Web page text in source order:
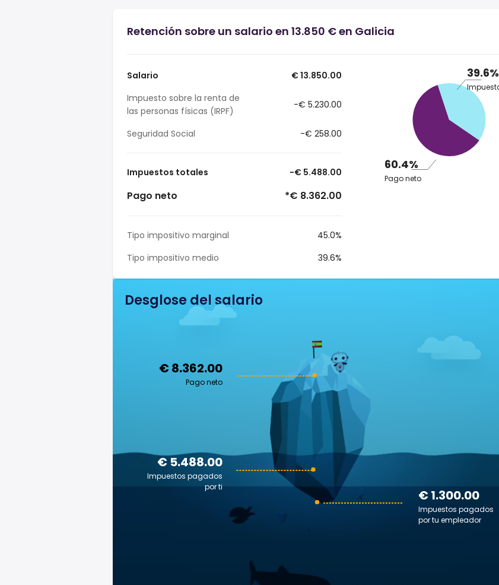
Retención sobre un salario en 13.850 € en Galicia
Salario
€ 13.850.00
Impuesto sobre la renta de
las personas físicas (IRPF)
-€ 5.230.00
Seguridad Social -€ 258.00
Impuestos totales -€ 5.488.00
Pago neto *€ 8.362.00
Tipo impositivo marginal
45.0%
Tipo impositivo medio
39.6%
39.6%
60.4%
Pago neto
Desglose del salario
€ 8.362.00
Pago neto
€ 1.300.00
Impuestos pagados
por tu empleador
€ 5.488.00
Impuestos pagados
por ti